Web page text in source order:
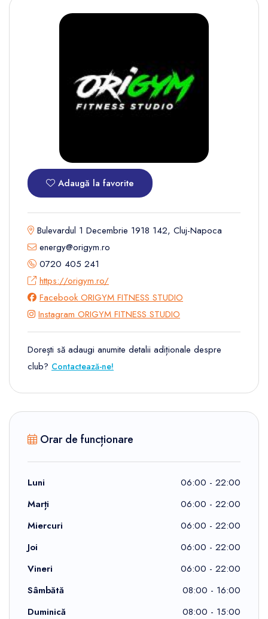
Adaugă la favorite
Bulevardul 1 Decembrie 1918 142, Cluj-Napoca
energy@origym.ro
0720 405 241
https://origym.ro/
Facebook ORIGYM FITNESS STUDIO
Instagram ORIGYM FITNESS STUDIO
Dorești să adaugi anumite detalii adiționale despre
club? Contactează-ne!
Orar de funcționare
Luni
06:00 - 22:00
Marți
06:00 - 22:00
Miercuri
06:00 - 22:00
Joi
06:00 - 22:00
Vineri
06:00 - 22:00
Sâmbătă
08:00 - 16:00
Duminică
08:00 - 15:00